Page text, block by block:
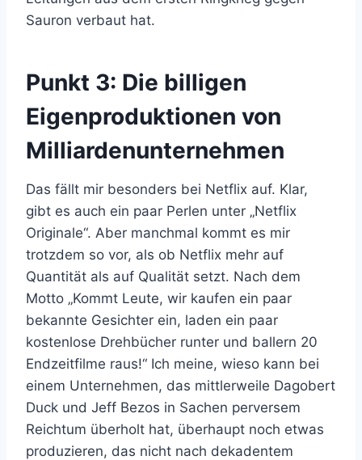
Sauron verbaut hat.
Punkt 3: Die billigen
Eigenproduktionen von
Milliardenunternehmen
Das fällt mir besonders bei Netflix auf. Klar,
gibt es auch ein paar Perlen unter „Netflix
Originale“. Aber manchmal kommt es mir
trotzdem so vor, als ob Netflix mehr auf
Quantität als auf Qualität setzt. Nach dem
Motto „Kommt Leute, wir kaufen ein paar
bekannte Gesichter ein, laden ein paar
kostenlose Drehbücher runter und ballern 20
Endzeitfilme raus!“ Ich meine, wieso kann bei
einem Unternehmen, das mittlerweile Dagobert
Duck und Jeff Bezos in Sachen perversem
Reichtum überholt hat, überhaupt noch etwas
produzieren, das nicht nach dekadentem